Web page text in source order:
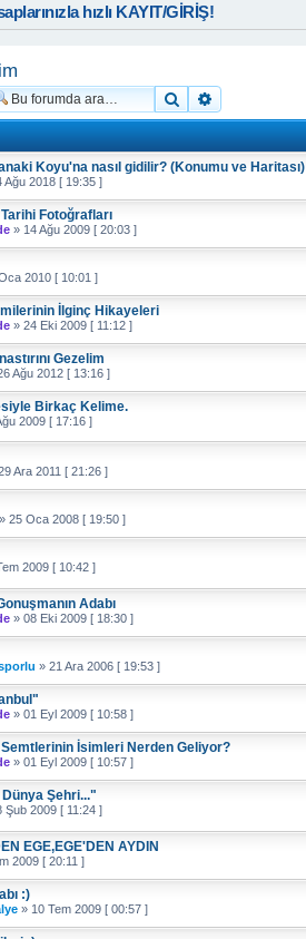
hızlı KAYIT/GİRİŞ!
Ara
Koyu'na nasıl gidilir? (Konumu ve Haritası)
Ağu 2018 [ 19:35 ]
Fotoğrafları
» 14 Ağu 2009 [ 20:03 ]
2010 [ 10:01 ]
İlginç Hikayeleri
» 24 Eki 2009 [ 11:12 ]
Gezelim
Ağu 2012 [ 13:16 ]
Birkaç Kelime.
2009 [ 17:16 ]
Ara 2011 [ 21:26 ]
» 25 Oca 2008 [ 19:50 ]
2009 [ 10:42 ]
Adabı
» 08 Eki 2009 [ 18:30 ]
» 21 Ara 2006 [ 19:53 ]
» 01 Eyl 2009 [ 10:58 ]
Semtlerinin İsimleri Nerden Geliyor?
» 01 Eyl 2009 [ 10:57 ]
Şehri..."
Şub 2009 [ 11:24 ]
EGE,EGE'DEN AYDIN
2009 [ 20:11 ]
:)
» 10 Tem 2009 [ 00:57 ]